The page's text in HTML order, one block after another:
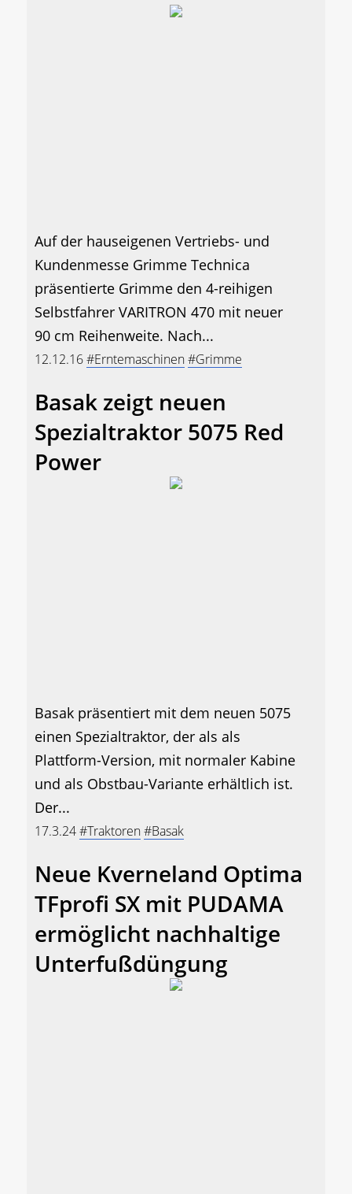
Auf der hauseigenen Vertriebs- und
Kundenmesse Grimme Technica
präsentierte Grimme den 4-reihigen
Selbstfahrer VARITRON 470 mit neuer
90 cm Reihenweite. Nach...
12.12.16#Erntemaschinen#Grimme
Basak zeigt neuen
Spezialtraktor 5075 Red
Power
Basak präsentiert mit dem neuen 5075
einen Spezialtraktor, der als als
Plattform-Version, mit normaler Kabine
und als Obstbau-Variante erhältlich ist.
Der...
17.3.24#Traktoren#Basak
Neue Kverneland Optima
TFprofi SX mit PUDAMA
ermöglicht nachhaltige
Unterfußdüngung